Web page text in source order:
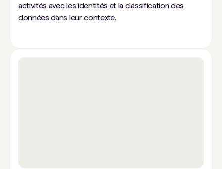
activités avec les identités et la classification des
données dans leur contexte.